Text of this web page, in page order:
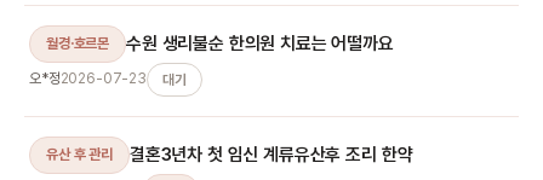
월경·호르몬 수원 생리불순 한의원 치료는 어떨까요
오*정2026-07-23 대기
유산 후 관리 결혼3년차 첫 임신 계류유산후 조리 한약